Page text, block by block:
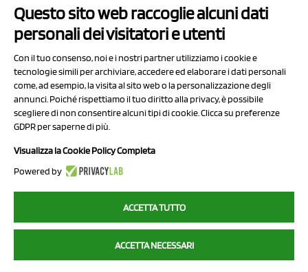
Via Prov.le Sassuolo Vignola 315/1
41057 Spilamberto (MO)
P.I/C.F. 01041460369
REA: MO 208553
Questo sito web raccoglie alcuni dati
personali dei visitatori e utenti
Con il tuo consenso, noi e i nostri partner utilizziamo i cookie e
tecnologie simili per archiviare, accedere ed elaborare i dati personali
come, ad esempio, la visita al sito web o la personalizzazione degli
annunci. Poiché rispettiamo il tuo diritto alla privacy, è possibile
scegliere di non consentire alcuni tipi di cookie. Clicca su preferenze
GDPR per saperne di più.
Visualizza la Cookie Policy Completa
Powered by
ACCETTA TUTTO
ACCETTA NECESSARI